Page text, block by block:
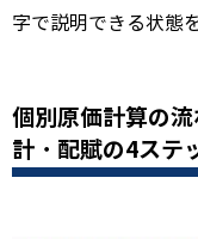
字で説明できる状態
個別原価計算の
計・配賦の4ステ